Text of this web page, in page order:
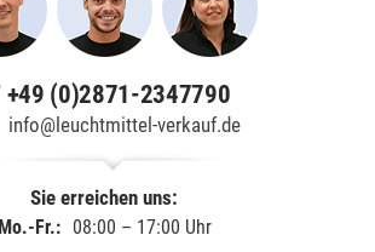
+49 (0)2871-2347790
info@leuchtmittel-verkauf.de
Sie erreichen uns:
Mo.-Fr.: 08:00 – 17:00 Uhr